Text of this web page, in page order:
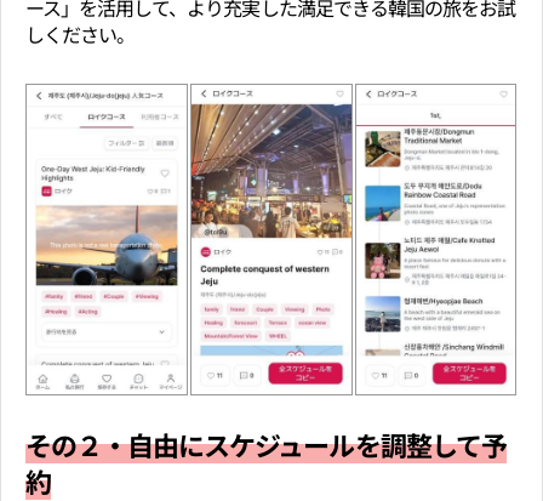
ース」を活用して、より充実した満足できる韓国の旅をお試
しください。
その２・自由にスケジュールを調整して予
約